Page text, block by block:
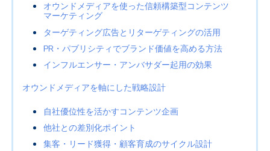
オウンドメディアを使った信頼構築型コンテンツ
マーケティング
ターゲティング広告とリターゲティングの活用
PR・パブリシティでブランド価値を高める方法
インフルエンサー・アンバサダー起用の効果
オウンドメディアを軸にした戦略設計
自社優位性を活かすコンテンツ企画
他社との差別化ポイント
集客・リード獲得・顧客育成のサイクル設計